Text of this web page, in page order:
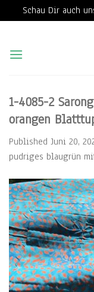
Schau Dir auch
content
1-4085-2
orangen
Published Juni 20,
pudriges blaugrün